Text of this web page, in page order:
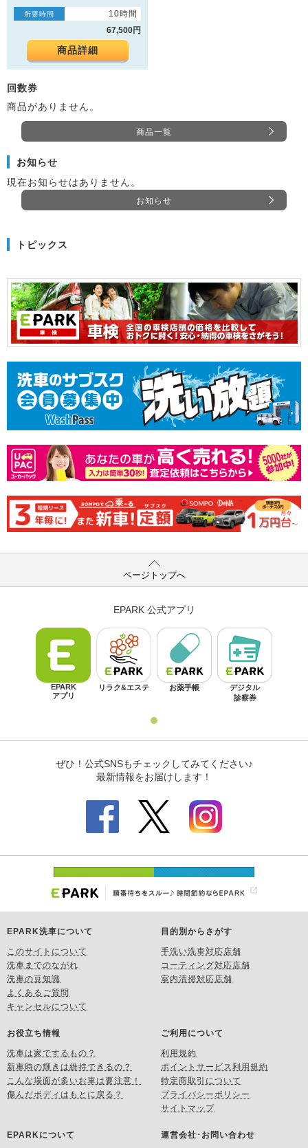
所要時間
10時間
67,500円
商品詳細
回数券
商品がありません。
商品一覧
お知らせ
現在お知らせはありません。
お知らせ
トピックス
ページトップへ
EPARK洗車について
このサイトについて
洗車までのながれ
洗車の豆知識
よくあるご質問
キャンセルについて
目的別からさがす
手洗い洗車対応店舗
コーティング対応店舗
室内清掃対応店舗
お役立ち情報
洗車は家でするもの？
新車時の輝きは維持できるの？
こんな場面が多いお車は要注意！
傷んだボディはもとに戻る？
ご利用について
利用規約
ポイントサービス利用規約
特定商取引について
プライバシーポリシー
サイトマップ
EPARKについて 運営会社･お問い合わせ